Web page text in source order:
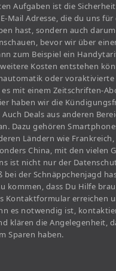
Aufgaben ist die
Mail Adresse, die du uns
hast, sondern auch
bevor wir über
zum Beispiel ein
Kosten entstehen
oder
es mit einem Zeitschriften-
haben wir die
Deals aus anderen
Dazu gehören
Ländern wie
China, mit den vielen
ist nicht nur der
bei der Schnäppchenjagd
kommen, dass Du Hilfe
Kontaktformular erreichen
es notwendig ist,
klären die Angelegenheit,
Sparen haben.